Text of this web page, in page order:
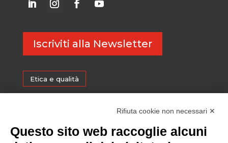
Iscriviti alla Newsletter
Etica e qualità
Rifiuta cookie non necessari ✕
Questo sito web raccoglie alcuni